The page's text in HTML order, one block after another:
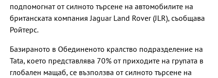
подпомогнат от силното търсене на автомобилите на
британската компания Jaguar Land Rover (JLR), съобщава
Ройтерс.
Базираното в Обединеното кралство подразделение на
Tata, което представлява 70% от приходите на групата в
глобален мащаб, се възползва от силното търсене на